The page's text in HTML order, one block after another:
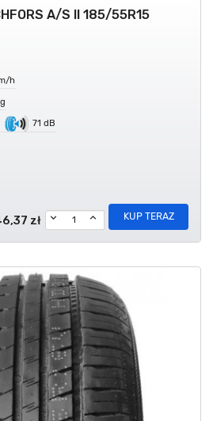
A/S II 185/55R15
h
71 dB
zł KUP TERAZ